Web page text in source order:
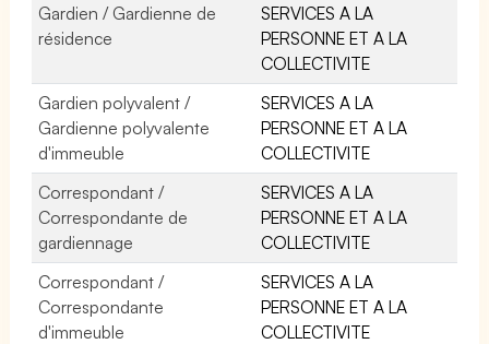
Gardien / Gardienne de
résidence
SERVICES A LA
PERSONNE ET A LA
COLLECTIVITE
Gardien polyvalent /
Gardienne polyvalente
d'immeuble
SERVICES A LA
PERSONNE ET A LA
COLLECTIVITE
Correspondant /
Correspondante de
gardiennage
SERVICES A LA
PERSONNE ET A LA
COLLECTIVITE
Correspondant /
Correspondante
d'immeuble
SERVICES A LA
PERSONNE ET A LA
COLLECTIVITE